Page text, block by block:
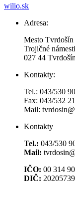
wilio.sk
Adresa:
Mesto Tvrdošín
Trojičné
027 44 Tvrdošín
Kontakty:
Tel.: 043/530
Fax: 043/532
Mail:
Kontakty
Tel.: 043/530
Mail:
IČO: 00 314
DIČ: